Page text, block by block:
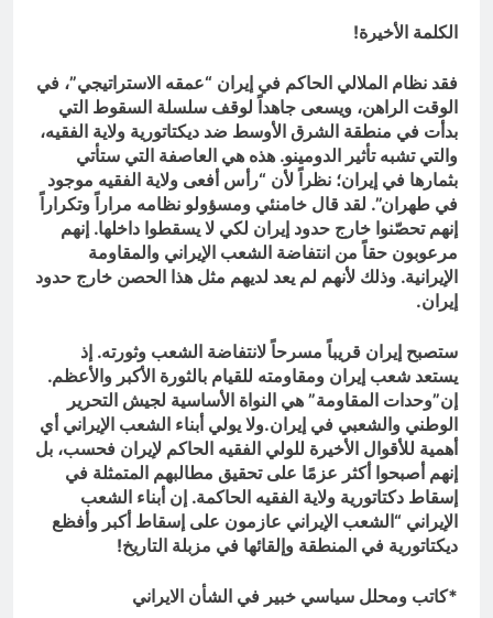
الكلمة الأخيرة!
فقد نظام الملالي الحاكم في إيران “عمقه الاستراتيجي”، في
الوقت الراهن، ويسعى جاهداً لوقف سلسلة السقوط التي
بدأت في منطقة الشرق الأوسط ضد ديكتاتورية ولاية الفقيه،
والتي تشبه تأثير الدومينو. هذه هي العاصفة التي ستأتي
بثمارها في إيران؛ نظراً لأن “رأس أفعى ولاية الفقيه موجود
في طهران”. لقد قال خامنئي ومسؤولو نظامه مراراً وتكراراً
إنهم تحصّنوا خارج حدود إيران لكي لا يسقطوا داخلها. إنهم
مرعوبون حقاً من انتفاضة الشعب الإيراني والمقاومة
الإيرانية. وذلك لأنهم لم يعد لديهم مثل هذا الحصن خارج حدود
إيران.
ستصبح إيران قريباً مسرحاً لانتفاضة الشعب وثورته. إذ
يستعد شعب إيران ومقاومته للقيام بالثورة الأكبر والأعظم.
إن”وحدات المقاومة” هي النواة الأساسية لجيش التحرير
الوطني والشعبي في إيران.ولا يولي أبناء الشعب الإيراني أي
أهمية للأقوال الأخيرة للولي الفقيه الحاكم لإيران فحسب، بل
إنهم أصبحوا أكثر عزمًا على تحقيق مطالبهم المتمثلة في
إسقاط دكتاتورية ولاية الفقيه الحاكمة. إن أبناء الشعب
الإيراني “الشعب الإيراني عازمون على إسقاط أكبر وأفظع
ديكتاتورية في المنطقة وإلقائها في مزبلة التاريخ!
*کاتب ومحلل سياسي خبير في الشأن الايراني